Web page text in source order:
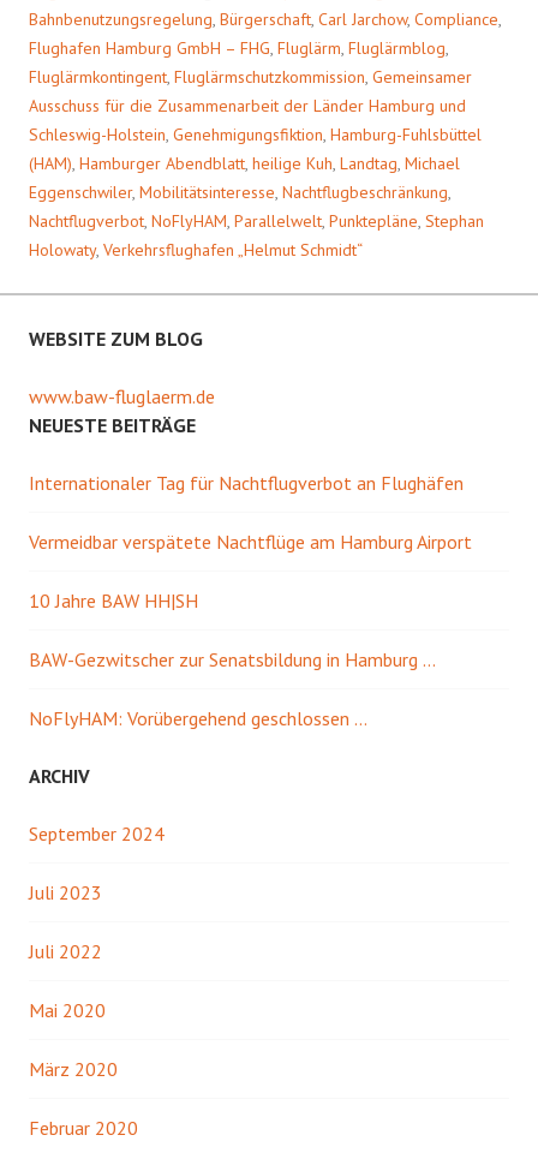
Bahnbenutzungsregelung, Bürgerschaft, Carl Jarchow, Compliance,
Flughafen Hamburg GmbH – FHG, Fluglärm, Fluglärmblog,
Fluglärmkontingent, Fluglärmschutzkommission, Gemeinsamer
Ausschuss für die Zusammenarbeit der Länder Hamburg und
Schleswig-Holstein, Genehmigungsfiktion, Hamburg-Fuhlsbüttel
(HAM), Hamburger Abendblatt, heilige Kuh, Landtag, Michael
Eggenschwiler, Mobilitätsinteresse, Nachtflugbeschränkung,
Nachtflugverbot, NoFlyHAM, Parallelwelt, Punktepläne, Stephan
Holowaty, Verkehrsflughafen „Helmut Schmidt“
WEBSITE ZUM BLOG
www.baw-fluglaerm.de
NEUESTE BEITRÄGE
Internationaler Tag für Nachtflugverbot an Flughäfen
Vermeidbar verspätete Nachtflüge am Hamburg Airport
10 Jahre BAW HH|SH
BAW-Gezwitscher zur Senatsbildung in Hamburg …
NoFlyHAM: Vorübergehend geschlossen …
ARCHIV
September 2024
Juli 2023
Juli 2022
Mai 2020
März 2020
Februar 2020